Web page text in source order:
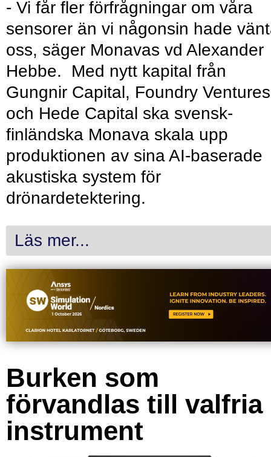
- Vi får fler förfrågningar om våra
sensorer än vi någonsin hade
oss, säger Monavas vd Alexander
Hebbe. Med nytt kapital från
Gungnir Capital, Foundry Ventures
och Hede Capital ska svensk-
finländska Monava skala upp
produktionen av sina AI-baserade
akustiska system för
drönardetektering.
Läs mer...
Burken som
förvandlas till valfria
instrument